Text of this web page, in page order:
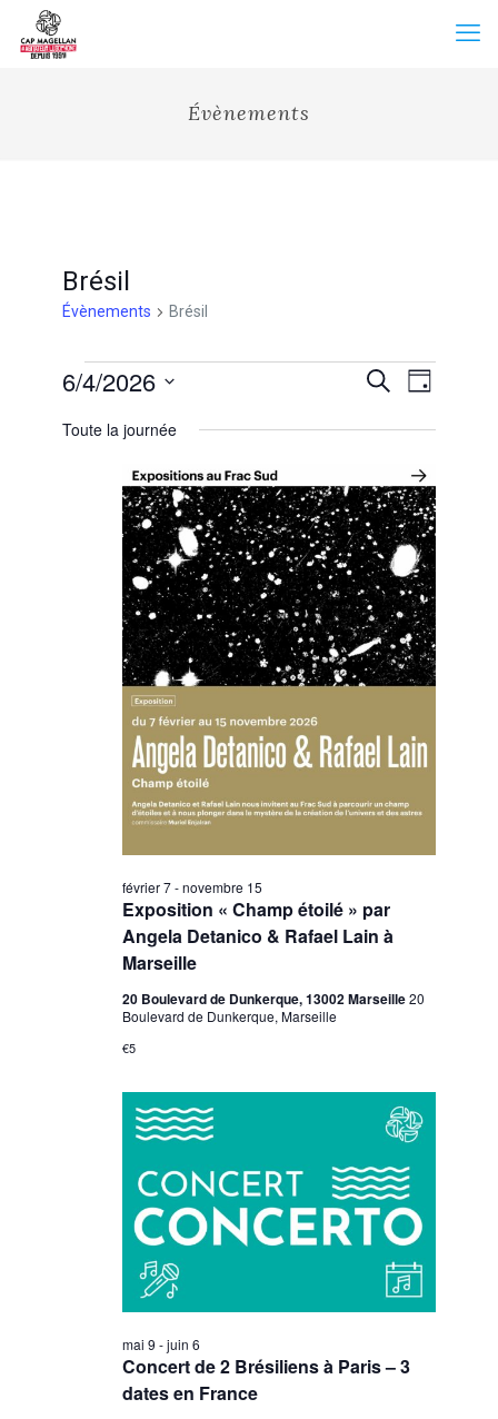
Évènements
Brésil
Évènements Brésil
Évènements
for
juin
Recherche
Évènements
Recherche
Navigation
de
Évènement
Jour
6/4/2026
une
Toute la journée
Exposition « Champ étoilé » par
Angela Detanico & Rafael Lain à
Marseille
février 7-novembre 15
20 Boulevard de Dunkerque, 13002 Marseille20
Boulevard de Dunkerque, Marseille
€5
Concert de 2 Brésiliens à Paris – 3
dates en France
mai 9 -juin 6